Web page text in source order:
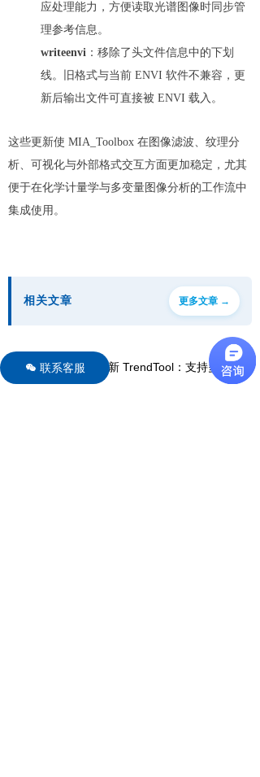
应处理能力，方便读取光谱图像时同步管
理参考信息。
writeenvi ：移除了头文件信息中的下划
线。旧格式与当前 ENVI 软件不兼容，更
新后输出文件可直接被 ENVI 载入。
这些更新使 MIA_Toolbox 在图像滤波、纹理分
析、可视化与外部格式交互方面更加稳定，尤其
便于在化学计量学与多变量图像分析的工作流中
集成使用。
相关文章 更多文章 →
MIA_Toolbox 更新 TrendTool：支持多变量图像的光谱域层探索与标记分析
너 联系客服